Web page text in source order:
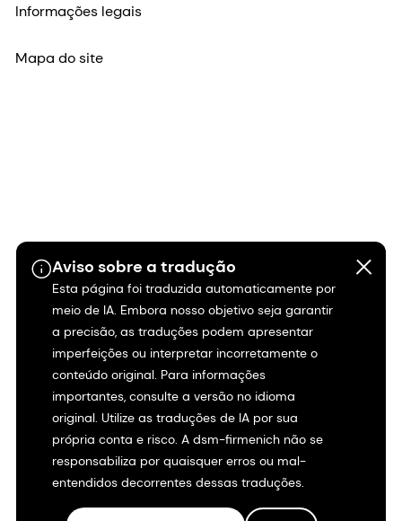
Aviso sobre a tradução
Esta página foi traduzida automaticamente por
meio de IA. Embora nosso objetivo seja garantir
a precisão, as traduções podem apresentar
imperfeições ou interpretar incorretamente o
conteúdo original. Para informações
importantes, consulte a versão no idioma
original. Utilize as traduções de IA por sua
própria conta e risco. A dsm-firmenich não se
responsabiliza por quaisquer erros ou mal-
entendidos decorrentes dessas traduções.
Informações legais
Mapa do site